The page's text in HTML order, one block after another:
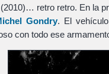
retro retro. En la
Gondry. El
con todo ese